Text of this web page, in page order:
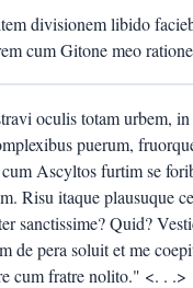
divisionem libido
cum Gitone meo
oculis totam urbem,
puerum,
Ascyltos furtim se
Risu itaque plausuque
sanctissime? Quid?
de pera soluit et me
cum fratre nolito." <. . .>